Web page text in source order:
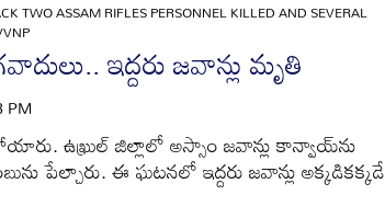
TWO ASSAM RIFLES PERSONNEL KILLED AND SEVERAL
ఇద్దరు జవాన్లు మృతి
PM
ఉఖ్రుల్ జిల్లాలో అస్సాం జవాన్లు కాన్వాయ్‌ను
పేల్చారు. ఈ ఘటనలో ఇద్దరు జవాన్లు అక్కడికక్కడే